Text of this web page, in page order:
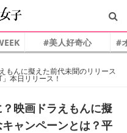
#美人好奇心 #
もんに擬えた前代未聞のリリース
本日リリース！
映画ドラえもんに擬
ャンペーンとは？平